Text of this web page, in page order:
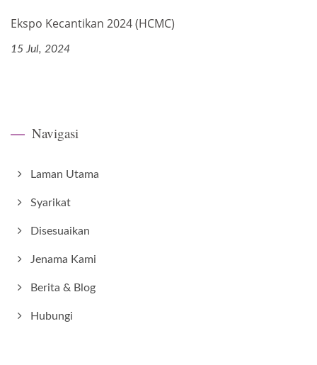
Ekspo Kecantikan 2024 (HCMC)
15 Jul, 2024
Navigasi
Laman Utama
Syarikat
Disesuaikan
Jenama Kami
Berita & Blog
Hubungi